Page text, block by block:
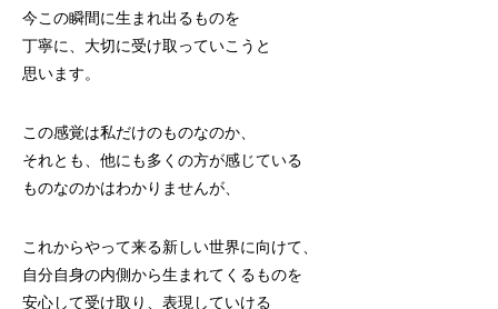
今この瞬間に生まれ出るものを
丁寧に、大切に受け取っていこうと
思います。
この感覚は私だけのものなのか、
それとも、他にも多くの方が感じている
ものなのかはわかりませんが、
これからやって来る新しい世界に向けて、
自分自身の内側から生まれてくるものを
安心して受け取り、表現していける